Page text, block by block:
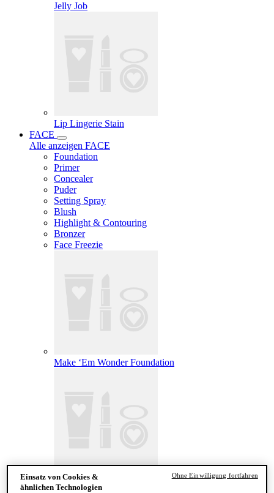
Jelly Job
Lip Lingerie Stain
FACE
Alle anzeigen FACE
Foundation
Primer
Concealer
Puder
Setting Spray
Blush
Highlight & Contouring
Bronzer
Face Freezie
Make ‘Em Wonder Foundation
Wonder Snatch Setting Powder
Einsatz von Cookies &
ähnlichen Technologien
Ohne Einwilligung fortfahren